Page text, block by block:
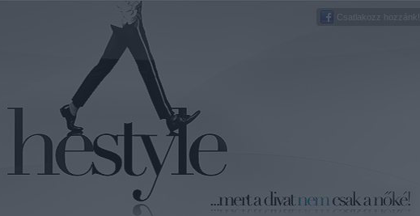
Csatlakozz hozzánk!